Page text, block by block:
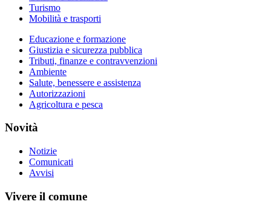
Turismo
Mobilità e trasporti
Educazione e formazione
Giustizia e sicurezza pubblica
Tributi, finanze e contravvenzioni
Ambiente
Salute, benessere e assistenza
Autorizzazioni
Agricoltura e pesca
Novità
Notizie
Comunicati
Avvisi
Vivere il comune